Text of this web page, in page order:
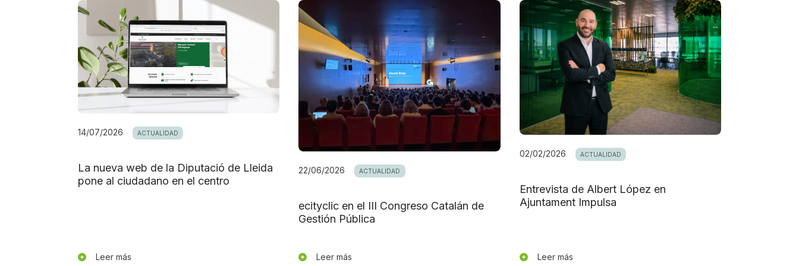
14/07/2026 ACTUALIDAD
La nueva web de la Diputació de Lleida
pone al ciudadano en el centro
Leer más
22/06/2026 ACTUALIDAD
ecityclic en el III Congreso Catalán de
Gestión Pública
Leer más
02/02/2026 ACTUALIDAD
Entrevista de Albert López en
Ajuntament Impulsa
Leer más